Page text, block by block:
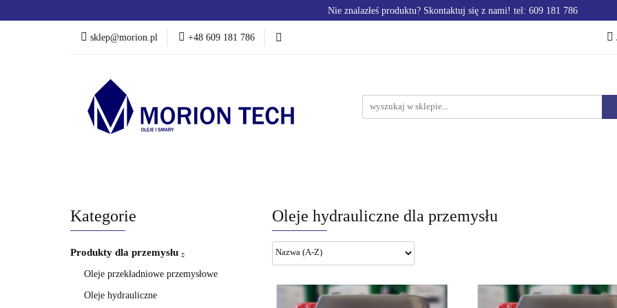
Nie znalazłeś produktu? Skontaktuj się z nami! tel: 609 181 786
sklep@morion.pl +48 609 181 786
OFERTA DLA PRZEMYSŁU OFERTA DLA LOTNICTWA OFERTA DLA
Kategorie
Produkty dla przemysłu
Oleje przekładniowe przemysłowe
Oleje hydrauliczne
Oleje hydrauliczne dla przemysłu